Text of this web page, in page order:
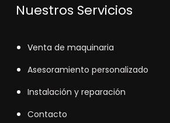
Nuestros Servicios
Venta de maquinaria
Asesoramiento personalizado
Instalación y reparación
Contacto